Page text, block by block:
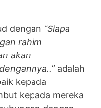
dengan “Siapa
rahim
akan
adalah
kepada
kepada mereka